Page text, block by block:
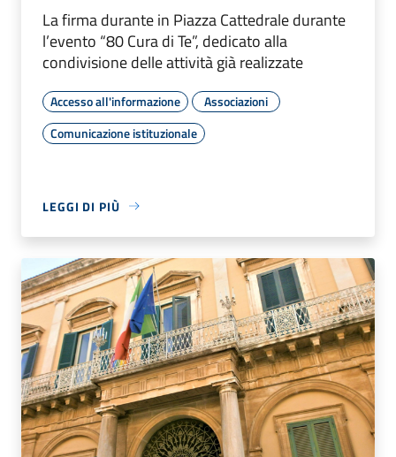
La firma durante in Piazza Cattedrale durante
l’evento “80 Cura di Te”, dedicato alla
condivisione delle attività già realizzate
Accesso all'informazione
Associazioni
Comunicazione istituzionale
LEGGI DI PIÙ